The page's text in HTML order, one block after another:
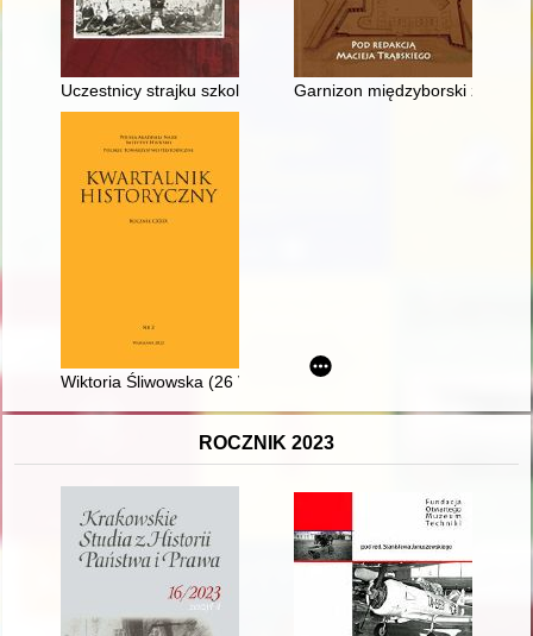
Uczestnicy strajku szkolnego we Wrześni w roku szkolnym
Garnizon międzyborski za
Wiktoria Śliwowska (26 VI 1931 - 27 XII 2021)
ROCZNIK 2023